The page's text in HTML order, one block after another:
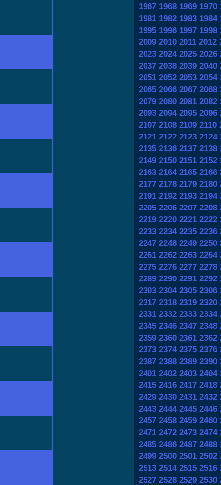
1967 1968 1969 1970
1981 1982 1983 1984
1995 1996 1997 1998
2009 2010 2011 2012
2023 2024 2025 2026
2037 2038 2039 2040
2051 2052 2053 2054
2065 2066 2067 2068
2079 2080 2081 2082
2093 2094 2095 2096
2107 2108 2109 2110
2121 2122 2123 2124
2135 2136 2137 2138
2149 2150 2151 2152
2163 2164 2165 2166
2177 2178 2179 2180
2191 2192 2193 2194
2205 2206 2207 2208
2219 2220 2221 2222
2233 2234 2235 2236
2247 2248 2249 2250
2261 2262 2263 2264
2275 2276 2277 2278
2289 2290 2291 2292
2303 2304 2305 2306
2317 2318 2319 2320
2331 2332 2333 2334
2345 2346 2347 2348
2359 2360 2361 2362
2373 2374 2375 2376
2387 2388 2389 2390
2401 2402 2403 2404
2415 2416 2417 2418
2429 2430 2431 2432
2443 2444 2445 2446
2457 2458 2459 2460
2471 2472 2473 2474
2485 2486 2487 2488
2499 2500 2501 2502
2513 2514 2515 2516
2527 2528 2529 2530